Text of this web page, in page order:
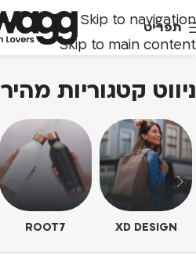
Skip to navigation
Skip to main content
תפריט
ניווט קטגוריות מהיר
XD DESIGN
ROOT7